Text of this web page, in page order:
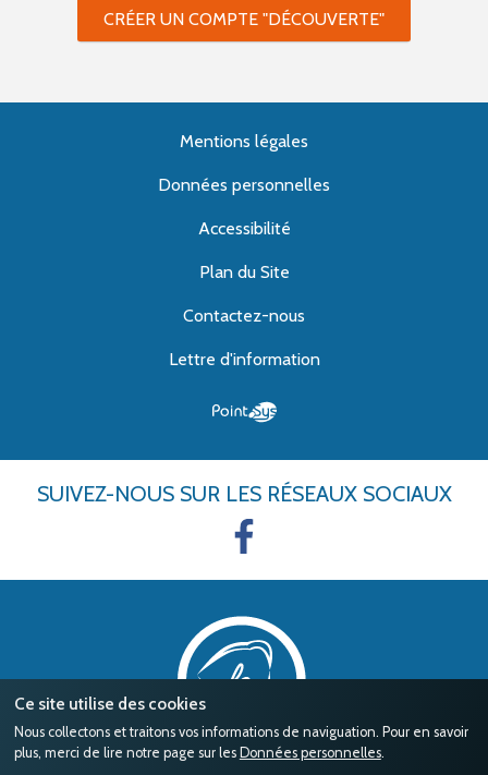
Ce site utilise des cookies
Nous collectons et traitons vos informations de naviguation. Pour en savoir
plus, merci de lire notre page sur les Données personnelles.
CRÉER UN COMPTE "DÉCOUVERTE"
Mentions légales
Données personnelles
Accessibilité
Plan du Site
Contactez-nous
Lettre d'information
SUIVEZ-NOUS SUR LES RÉSEAUX SOCIAUX